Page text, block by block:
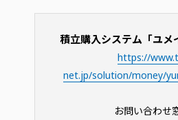
積立購入システム「ユメ
https://
net.jp/solution/money/
お問い合わせ